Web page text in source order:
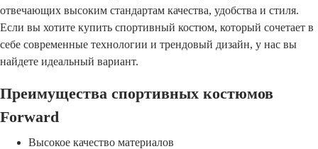
отвечающих высоким стандартам качества, удобства и стиля.
Если вы хотите купить спортивный костюм, который сочетает в
себе современные технологии и трендовый дизайн, у нас вы
найдете идеальный вариант.
Преимущества спортивных костюмов
Forward
Высокое качество материалов